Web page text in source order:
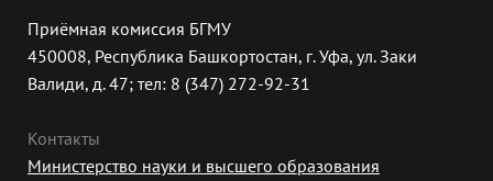
Приёмная комиссия БГМУ
450008, Республика Башкортостан, г. Уфа, ул. Заки
Валиди, д. 47; тел: 8 (347) 272-92-31
Контакты
Министерство науки и высшего образования